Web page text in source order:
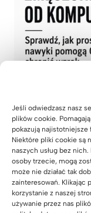
Jeśli odwiedzasz nasz
plików cookie.
pokazują najistotniejsze
Niektóre pliki cookie są
naszych usług bez
osoby trzecie, mogą
może nie działać tak
zainteresowań. Klikając
korzystanie z naszej
używanie przez nas
Jak
13 czerwca 2026